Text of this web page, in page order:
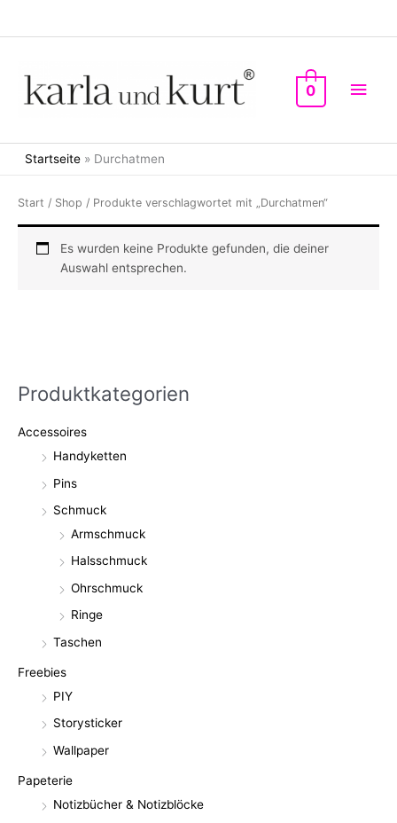
0
Startseite » Durchatmen
Produktkategorien
Accessoires
Handyketten
Pins
Schmuck
Armschmuck
Halsschmuck
Ohrschmuck
Ringe
Taschen
Freebies
PIY
Storysticker
Wallpaper
Papeterie
Notizbücher & Notizblöcke
Start / Shop / Produkte verschlagwortet mit „Durchatmen“
Es wurden keine Produkte gefunden, die deiner
Auswahl entsprechen.